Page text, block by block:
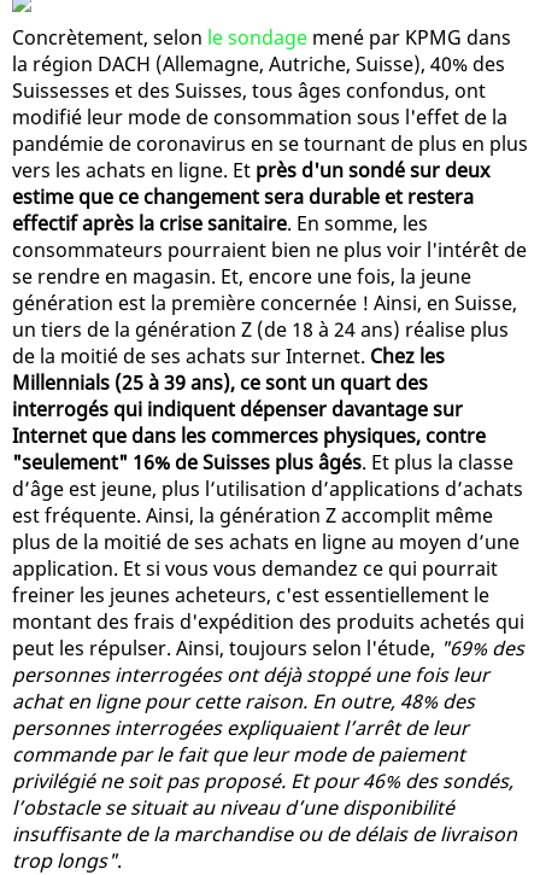
Concrètement, selon le sondage mené par KPMG dans
la région DACH (Allemagne, Autriche, Suisse), 40% des
Suissesses et des Suisses, tous âges confondus, ont
modifié leur mode de consommation sous l'effet de la
pandémie de coronavirus en se tournant de plus en plus
vers les achats en ligne. Et près d'un sondé sur deux
estime que ce changement sera durable et restera
effectif après la crise sanitaire. En somme, les
consommateurs pourraient bien ne plus voir l'intérêt de
se rendre en magasin. Et, encore une fois, la jeune
génération est la première concernée ! Ainsi, en Suisse,
un tiers de la génération Z (de 18 à 24 ans) réalise plus
de la moitié de ses achats sur Internet. Chez les
Millennials (25 à 39 ans), ce sont un quart des
interrogés qui indiquent dépenser davantage sur
Internet que dans les commerces physiques, contre
"seulement" 16% de Suisses plus âgés. Et plus la classe
d’âge est jeune, plus l’utilisation d’applications d’achats
est fréquente. Ainsi, la génération Z accomplit même
plus de la moitié de ses achats en ligne au moyen d’une
application. Et si vous vous demandez ce qui pourrait
freiner les jeunes acheteurs, c'est essentiellement le
montant des frais d'expédition des produits achetés qui
peut les répulser. Ainsi, toujours selon l'étude, "69% des
personnes interrogées ont déjà stoppé une fois leur
achat en ligne pour cette raison. En outre, 48% des
personnes interrogées expliquaient l’arrêt de leur
commande par le fait que leur mode de paiement
privilégié ne soit pas proposé. Et pour 46% des sondés,
l’obstacle se situait au niveau d’une disponibilité
insuffisante de la marchandise ou de délais de livraison
trop longs".